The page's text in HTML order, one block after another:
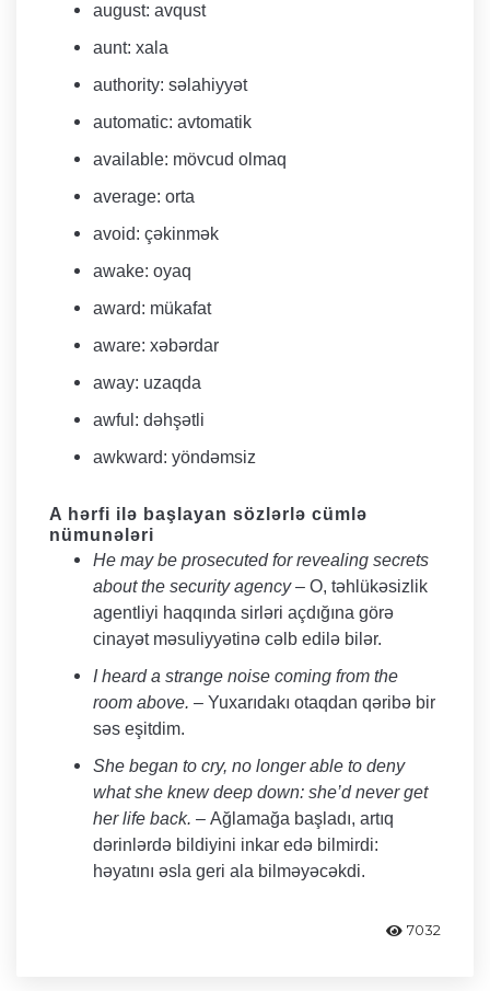
august: avqust
aunt: xala
authority: səlahiyyət
automatic: avtomatik
available: mövcud olmaq
average: orta
avoid: çəkinmək
awake: oyaq
award: mükafat
aware: xəbərdar
away: uzaqda
awful: dəhşətli
​awkward: yöndəmsiz
A hərfi ilə başlayan sözlərlə cümlə
nümunələri
He may be prosecuted for revealing secrets
about the security agency – O, təhlükəsizlik
agentliyi haqqında sirləri açdığına görə
cinayət məsuliyyətinə cəlb edilə bilər.
I heard a strange noise coming from the
room above. – Yuxarıdakı otaqdan qəribə bir
səs eşitdim.
She began to cry, no longer able to deny
what she knew deep down: she’d never get
her life back. – Ağlamağa başladı, artıq
dərinlərdə bildiyini inkar edə bilmirdi:
həyatını əsla geri ala bilməyəcəkdi.
7032